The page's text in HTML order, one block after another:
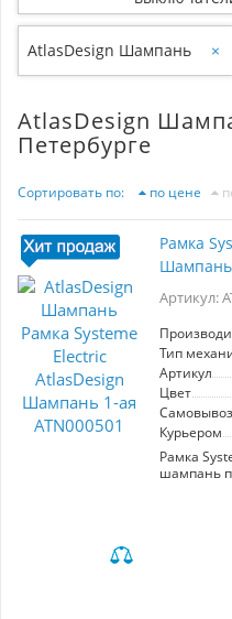
AtlasDesign Шампань ×
AtlasDesign
Петербурге
Сортировать по: по цене
Рамка
Шампань
Артикул:
Тип
Артикул
Цвет
Самовывоз
Курьером
Рамка
шампань
внешний